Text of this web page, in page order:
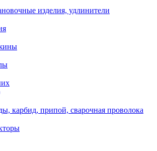
изделия, удлинители
карбид, припой, сварочная проволока